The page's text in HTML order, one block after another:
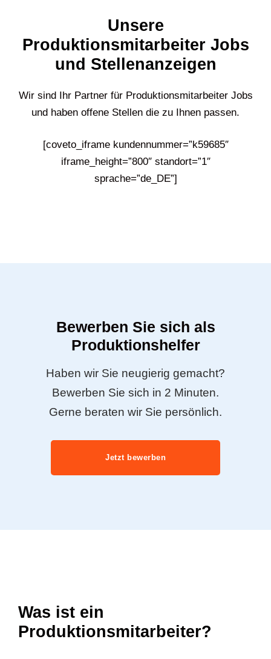
Unsere
Produktionsmitarbeiter Jobs
und Stellenanzeigen
Wir sind Ihr Partner für Produktionsmitarbeiter Jobs
und haben offene Stellen die zu Ihnen passen.
[coveto_iframe kundennummer=”k59685″
iframe_height=”800″ standort=”1″
sprache=”de_DE”]
Bewerben Sie sich als
Produktionshelfer
Haben wir Sie neugierig gemacht?
Bewerben Sie sich in 2 Minuten.
Gerne beraten wir Sie persönlich.
Jetzt bewerben
Was ist ein
Produktionsmitarbeiter?